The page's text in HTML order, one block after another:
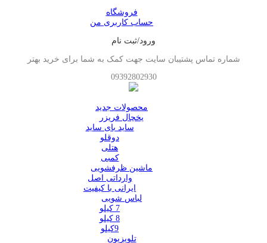
فروشگاه
حساب کاربری من
ورود/ثبت نام
شماره تماس پشتیبان سایت جهت کمک به شما برای خرید بهتر
09392802930
محصولات جدید
یخچال فریزر
ساید بای ساید
دوقلو
هتلی
کمبی
ماشین ظرفشویی
وارداتی اصل
ایرانی با کیفیت
لباس شویی
7 کیلو
8 کیلو
9کیلو
تلویزیون